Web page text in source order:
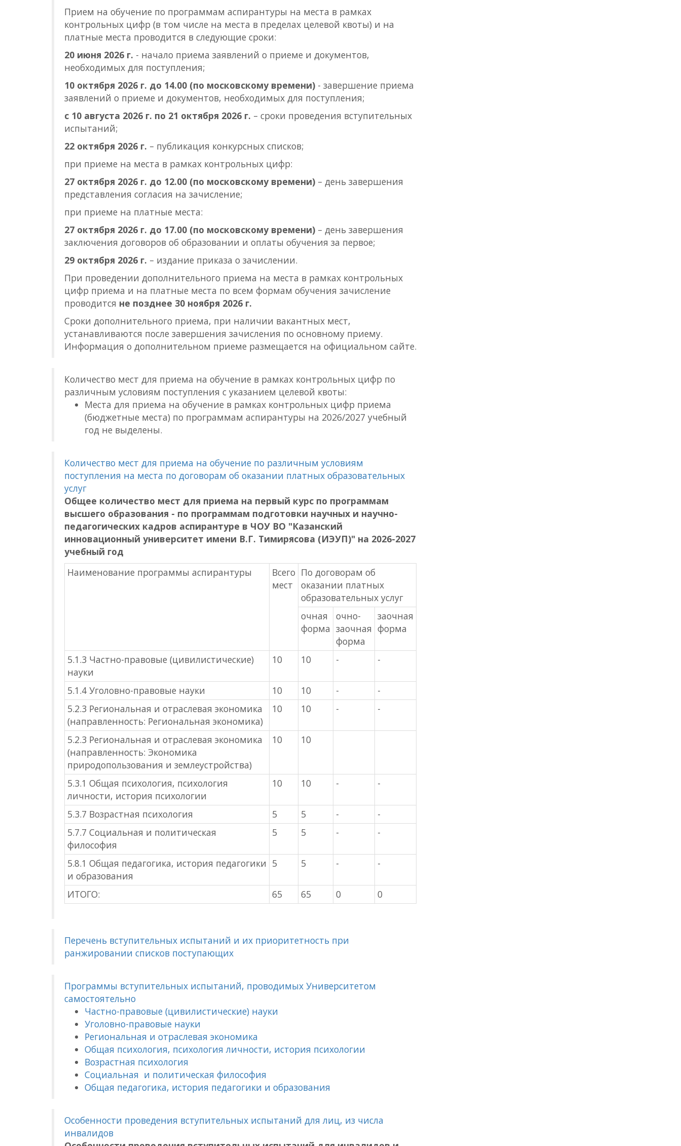
Прием на обучение по программам аспирантуры на места в рамках
контрольных цифр (в том числе на места в пределах целевой квоты) и на
платные места проводится в следующие сроки:
20 июня 2026 г. - начало приема заявлений о приеме и документов,
необходимых для поступления;
10 октября 2026 г. до 14.00 (по московскому времени) - завершение приема
заявлений о приеме и документов, необходимых для поступления;
с 10 августа 2026 г. по 21 октября 2026 г. – сроки проведения вступительных
испытаний;
22 октября 2026 г. – публикация конкурсных списков;
при приеме на места в рамках контрольных цифр:
27 октября 2026 г. до 12.00 (по московскому времени) – день завершения
представления согласия на зачисление;
при приеме на платные места:
27 октября 2026 г. до 17.00 (по московскому времени) – день завершения
заключения договоров об образовании и оплаты обучения за первое;
29 октября 2026 г. – издание приказа о зачислении.
При проведении дополнительного приема на места в рамках контрольных
цифр приема и на платные места по всем формам обучения зачисление
проводится не позднее 30 ноября 2026 г.
Сроки дополнительного приема, при наличии вакантных мест,
устанавливаются после завершения зачисления по основному приему.
Информация о дополнительном приеме размещается на официальном сайте.
Количество мест для приема на обучение в рамках контрольных цифр по
различным условиям поступления с указанием целевой квоты:
Места для приема на обучение в рамках контрольных цифр приема
(бюджетные места) по программам аспирантуры на 2026/2027 учебный
год не выделены.
Количество мест для приема на обучение по различным условиям
поступления на места по договорам об оказании платных образовательных
услуг
Общее количество мест для приема на первый курс по программам
высшего образования - по программам подготовки научных и научно-
педагогических кадров аспирантуре в ЧОУ ВО "Казанский
инновационный университет имени В.Г. Тимирясова (ИЭУП)" на 2026-2027
учебный год
Наименование программы аспирантуры
Всего
мест
По договорам об
оказании платных
образовательных услуг
очная
форма
очно-
заочная
форма
заочная
форма
5.1.3 Частно-правовые (цивилистические)
науки
10 10 - -
5.1.4 Уголовно-правовые науки 10 10 -
-
5.2.3 Региональная и отраслевая экономика
(направленность: Региональная экономика)
10 10 - -
5.2.3 Региональная и отраслевая экономика
(направленность: Экономика
природопользования и землеустройства)
10 10
5.3.1 Общая психология, психология
личности, история психологии
10 10 - -
5.3.7 Возрастная психология 5 5 -
-
5.7.7 Социальная и политическая
философия
5 5 - -
5.8.1 Общая педагогика, история педагогики
и образования
5 5 - -
ИТОГО: 65 65 0 0
Перечень вступительных испытаний и их приоритетность при
ранжировании списков поступающих
Программы вступительных испытаний, проводимых Университетом
самостоятельно
Частно-правовые (цивилистические) науки
Уголовно-правовые науки
Региональная и отраслевая экономика
Общая психология, психология личности, история психологии
Возрастная психология
Социальная и политическая философия
Общая педагогика, история педагогики и образования
Особенности проведения вступительных испытаний для лиц, из числа
инвалидов